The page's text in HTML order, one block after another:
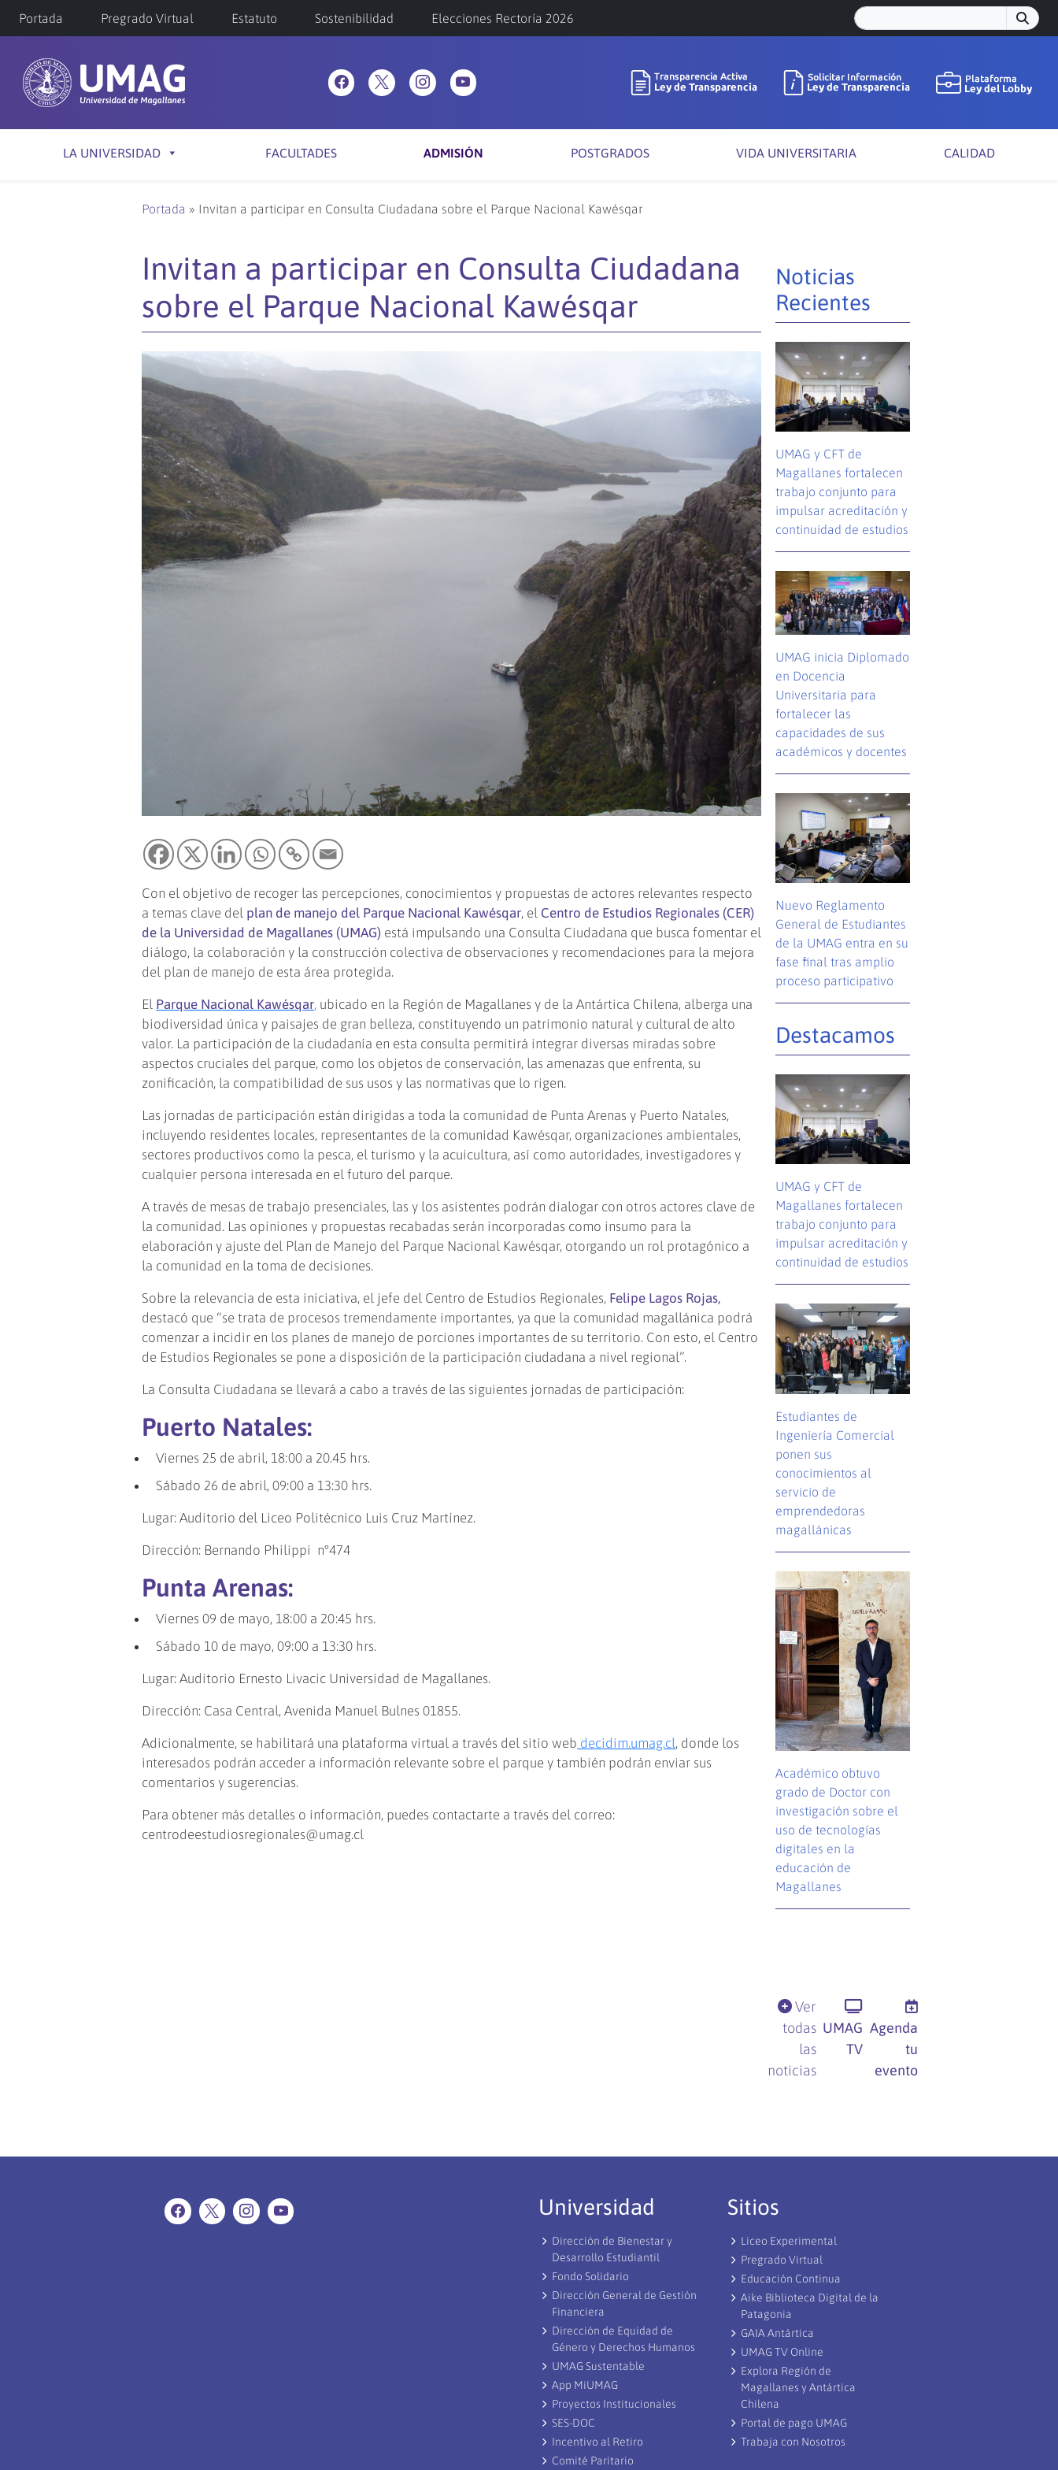
Portada Pregrado Virtual Estatuto Sostenibilidad Elecciones Rectoría 2026
LA UNIVERSIDAD FACULTADES ADMISIÓN POSTGRADOS VIDA UNIVERSITARIA CALIDAD
Portada » Invitan a participar en Consulta Ciudadana sobre el Parque Nacional Kawésqar
Invitan a participar en Consulta Ciudadana
sobre el Parque Nacional Kawésqar
Con el objetivo de recoger las percepciones, conocimientos y propuestas de actores relevantes respecto
a temas clave del plan de manejo del Parque Nacional Kawésqar, el Centro de Estudios Regionales (CER)
de la Universidad de Magallanes (UMAG) está impulsando una Consulta Ciudadana que busca fomentar el
diálogo, la colaboración y la construcción colectiva de observaciones y recomendaciones para la mejora
del plan de manejo de esta área protegida.
El Parque Nacional Kawésqar, ubicado en la Región de Magallanes y de la Antártica Chilena, alberga una
biodiversidad única y paisajes de gran belleza, constituyendo un patrimonio natural y cultural de alto
valor. La participación de la ciudadanía en esta consulta permitirá integrar diversas miradas sobre
aspectos cruciales del parque, como los objetos de conservación, las amenazas que enfrenta, su
zonificación, la compatibilidad de sus usos y las normativas que lo rigen.
Las jornadas de participación están dirigidas a toda la comunidad de Punta Arenas y Puerto Natales,
incluyendo residentes locales, representantes de la comunidad Kawésqar, organizaciones ambientales,
sectores productivos como la pesca, el turismo y la acuicultura, así como autoridades, investigadores y
cualquier persona interesada en el futuro del parque.
A través de mesas de trabajo presenciales, las y los asistentes podrán dialogar con otros actores clave de
la comunidad. Las opiniones y propuestas recabadas serán incorporadas como insumo para la
elaboración y ajuste del Plan de Manejo del Parque Nacional Kawésqar, otorgando un rol protagónico a
la comunidad en la toma de decisiones.
Sobre la relevancia de esta iniciativa, el jefe del Centro de Estudios Regionales, Felipe Lagos Rojas,
destacó que “se trata de procesos tremendamente importantes, ya que la comunidad magallánica podrá
comenzar a incidir en los planes de manejo de porciones importantes de su territorio. Con esto, el Centro
de Estudios Regionales se pone a disposición de la participación ciudadana a nivel regional”.
La Consulta Ciudadana se llevará a cabo a través de las siguientes jornadas de participación:
Puerto Natales:
Viernes 25 de abril, 18:00 a 20.45 hrs.
Sábado 26 de abril, 09:00 a 13:30 hrs.
Lugar: Auditorio del Liceo Politécnico Luis Cruz Martínez.
Dirección: Bernando Philippi n°474
Punta Arenas:
Viernes 09 de mayo, 18:00 a 20:45 hrs.
Sábado 10 de mayo, 09:00 a 13:30 hrs.
Lugar: Auditorio Ernesto Livacic Universidad de Magallanes.
Dirección: Casa Central, Avenida Manuel Bulnes 01855.
Adicionalmente, se habilitará una plataforma virtual a través del sitio web decidim.umag.cl, donde los
interesados podrán acceder a información relevante sobre el parque y también podrán enviar sus
comentarios y sugerencias.
Para obtener más detalles o información, puedes contactarte a través del correo:
centrodeestudiosregionales@umag.cl
Noticias
Recientes
UMAG y CFT de
Magallanes fortalecen
trabajo conjunto para
impulsar acreditación y
continuidad de estudios
UMAG inicia Diplomado
en Docencia
Universitaria para
fortalecer las
capacidades de sus
académicos y docentes
Nuevo Reglamento
General de Estudiantes
de la UMAG entra en su
fase final tras amplio
proceso participativo
Destacamos
UMAG y CFT de
Magallanes fortalecen
trabajo conjunto para
impulsar acreditación y
continuidad de estudios
Estudiantes de
Ingeniería Comercial
ponen sus
conocimientos al
servicio de
emprendedoras
magallánicas
Académico obtuvo
grado de Doctor con
investigación sobre el
uso de tecnologías
digitales en la
educación de
Magallanes
Ver
todas
las
noticias
UMAG
TV
Agenda
tu
evento
Universidad
Dirección de Bienestar y
Desarrollo Estudiantil
Fondo Solidario
Dirección General de Gestión
Financiera
Dirección de Equidad de
Género y Derechos Humanos
UMAG Sustentable
App MiUMAG
Proyectos Institucionales
SES-DOC
Incentivo al Retiro
Comité Paritario
Sitios
Liceo Experimental
Pregrado Virtual
Educación Continua
Aike Biblioteca Digital de la
Patagonia
GAIA Antártica
UMAG TV Online
Explora Región de
Magallanes y Antártica
Chilena
Portal de pago UMAG
Trabaja con Nosotros